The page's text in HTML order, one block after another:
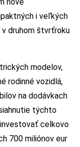
i veľkých
druhom štvrťroku
modelov,
rodinné vozidlá,
na dodávkach
týchto
celkovo
700 miliónov eur